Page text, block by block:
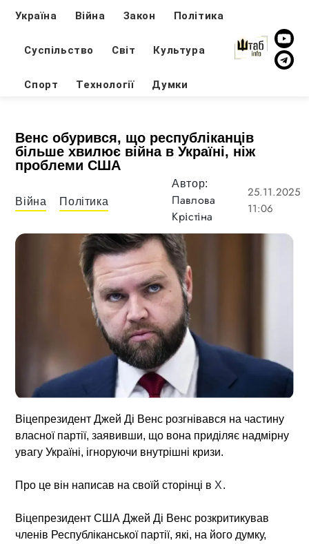
Україна Війна Закон Політика
Суспільство Світ Культура
Спорт Технології Думки
Венс обурився, що республіканців
більше хвилює війна в Україні, ніж
проблеми США
Війна Політика
Автор:
Павлова
Крістіна
25.11.2025
11:06
Віцепрезидент Джей Ді Венс розгнівався на частину
власної партії, заявивши, що вона приділяє надмірну
увагу Україні, ігноруючи внутрішні кризи.
Про це він написав на своїй сторінці в Х.
Віцепрезидент США Джей Ді Венс розкритикував
членів Республіканської партії, які, на його думку,